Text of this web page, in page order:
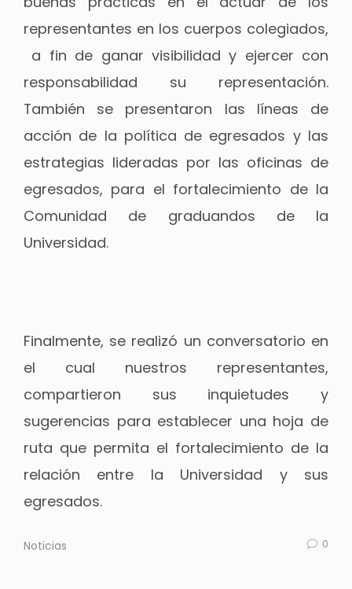
representantes en los cuerpos colegiados,
a fin de ganar visibilidad y ejercer con
responsabilidad su representación.
También se presentaron las líneas de
acción de la política de egresados y las
estrategias lideradas por las oficinas de
egresados, para el fortalecimiento de la
Comunidad de graduandos de la
Universidad.
Finalmente, se realizó un conversatorio en
el cual nuestros representantes,
compartieron sus inquietudes y
sugerencias para establecer una hoja de
ruta que permita el fortalecimiento de la
relación entre la Universidad y sus
egresados.
Noticias 0